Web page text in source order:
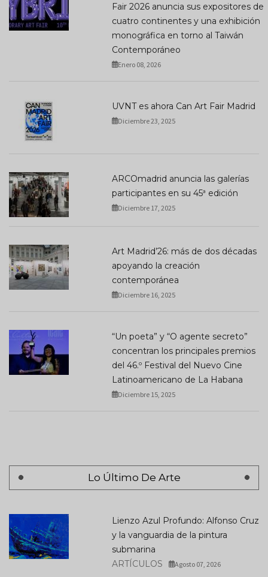
Fair 2026 anuncia sus expositores de
cuatro continentes y una exhibición
monográfica en torno al Taiwán
Contemporáneo
Enero 08, 2026
UVNT es ahora Can Art Fair Madrid
Diciembre 23, 2025
ARCOmadrid anuncia las galerías
participantes en su 45ª edición
Diciembre 17, 2025
Art Madrid’26: más de dos décadas
apoyando la creación
contemporánea
Diciembre 16, 2025
“Un poeta” y “O agente secreto”
concentran los principales premios
del 46.º Festival del Nuevo Cine
Latinoamericano de La Habana
Diciembre 15, 2025
Lo Último De Arte
Lienzo Azul Profundo: Alfonso Cruz
y la vanguardia de la pintura
submarina
ARTÍCULOS
Agosto 07, 2026